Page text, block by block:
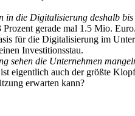
die Digitalisierung deshalb
gerade mal 1.5 Mio.
für die Digitalisierung im
Investitionsstau.
sehen die Unternehmen
eigentlich auch der größte
erwarten kann?